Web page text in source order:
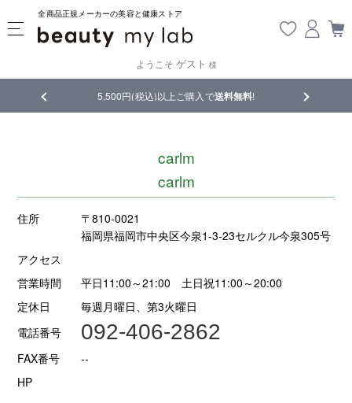
全商品正規メーカーの美容と健康ストア
ようこそ ゲスト 様
5,500円(税込)以上ご購入で送料無料! 【重要】
carlm
carlm
住所
〒810-0021
福岡県福岡市中央区今泉1-3-23セルクル今泉305号
アクセス
営業時間
平日11:00～21:00 土日祝11:00～20:00
定休日
毎週月曜日、第3火曜日
電話番号
092-406-2862
FAX番号
--
HP